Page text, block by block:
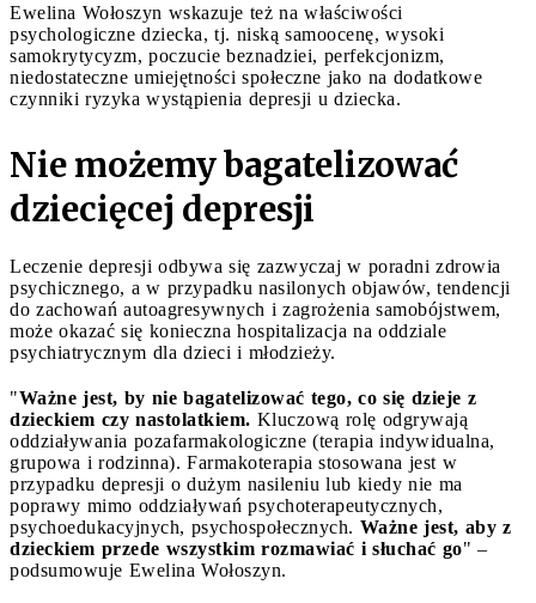
Ewelina Wołoszyn wskazuje też na właściwości
psychologiczne dziecka, tj. niską samoocenę, wysoki
samokrytycyzm, poczucie beznadziei, perfekcjonizm,
niedostateczne umiejętności społeczne jako na dodatkowe
czynniki ryzyka wystąpienia depresji u dziecka.
Nie możemy bagatelizować
dziecięcej depresji
Leczenie depresji odbywa się zazwyczaj w poradni zdrowia
psychicznego, a w przypadku nasilonych objawów, tendencji
do zachowań autoagresywnych i zagrożenia samobójstwem,
może okazać się konieczna hospitalizacja na oddziale
psychiatrycznym dla dzieci i młodzieży.
"Ważne jest, by nie bagatelizować tego, co się dzieje z
dzieckiem czy nastolatkiem. Kluczową rolę odgrywają
oddziaływania pozafarmakologiczne (terapia indywidualna,
grupowa i rodzinna). Farmakoterapia stosowana jest w
przypadku depresji o dużym nasileniu lub kiedy nie ma
poprawy mimo oddziaływań psychoterapeutycznych,
psychoedukacyjnych, psychospołecznych. Ważne jest, aby z
dzieckiem przede wszystkim rozmawiać i słuchać go" –
podsumowuje Ewelina Wołoszyn.